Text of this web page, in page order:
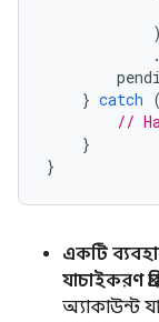
)
.
} catch (
//
}
}
একটি
যাচাইকরণ
অ্যাকাউন্ট